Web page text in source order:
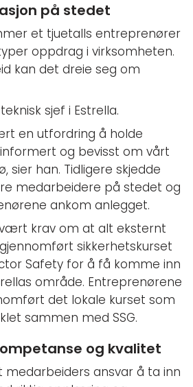
på stedet
et tjuetalls entreprenører
oppdrag i virksomheten.
kan det dreie seg om
sjef i Estrella.
en utfordring å holde
og bevisst om vårt
sier han. Tidligere skjedde
medarbeidere på stedet og
ankom anlegget.
krav om at alt eksternt
sikkerhetskurset
Safety for å få komme inn
område. Entreprenørene
det lokale kurset som
sammen med SSG.
og kvalitet
medarbeiders ansvar å ta inn